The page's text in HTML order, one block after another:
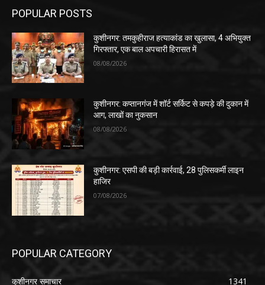
POPULAR POSTS
कुशीनगर: तमकुहीराज हत्याकांड का खुलासा, 4 अभियुक्त
गिरफ्तार, एक बाल अपचारी हिरासत में
08/08/2026
कुशीनगर: कप्तानगंज में शॉर्ट सर्किट से कपड़े की दुकान में
आग, लाखों का नुकसान
08/08/2026
कुशीनगर: एसपी की बड़ी कार्रवाई, 28 पुलिसकर्मी लाइन
हाजिर
07/08/2026
POPULAR CATEGORY
कुशीनगर समाचार
1341